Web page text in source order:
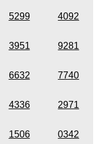
5299 4092
3951 9281
6632 7740
4336 2971
1506 0342